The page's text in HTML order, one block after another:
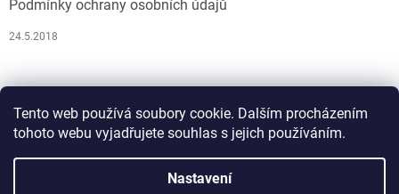
Tento web používá soubory cookie. Dalším procházením
tohoto webu vyjadřujete souhlas s jejich používáním.
Nastavení
Podmínky ochrany osobních údajů
24.5.2018
Vytvořil Shoptet